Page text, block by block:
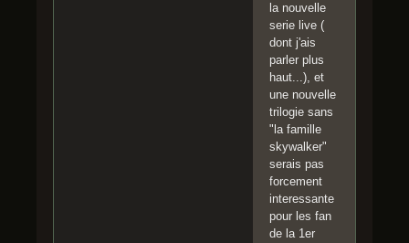
la nouvelle
serie live (
dont j'ais
parler plus
haut...), et
une nouvelle
trilogie sans
"la famille
skywalker"
serais pas
forcement
interessante
pour les fan
de la 1er